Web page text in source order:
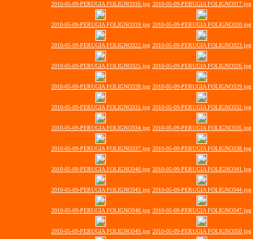
2010-05-09-PERUGIA FOLIGNO316.jpg 2010-05-09-PERUGIA FOLIGNO317.jpg
2010-05-09-PERUGIA FOLIGNO319.jpg 2010-05-09-PERUGIA FOLIGNO320.jpg
2010-05-09-PERUGIA FOLIGNO322.jpg 2010-05-09-PERUGIA FOLIGNO323.jpg
2010-05-09-PERUGIA FOLIGNO325.jpg 2010-05-09-PERUGIA FOLIGNO326.jpg
2010-05-09-PERUGIA FOLIGNO328.jpg 2010-05-09-PERUGIA FOLIGNO329.jpg
2010-05-09-PERUGIA FOLIGNO331.jpg 2010-05-09-PERUGIA FOLIGNO332.jpg
2010-05-09-PERUGIA FOLIGNO334.jpg 2010-05-09-PERUGIA FOLIGNO335.jpg
2010-05-09-PERUGIA FOLIGNO337.jpg 2010-05-09-PERUGIA FOLIGNO338.jpg
2010-05-09-PERUGIA FOLIGNO340.jpg 2010-05-09-PERUGIA FOLIGNO341.jpg
2010-05-09-PERUGIA FOLIGNO343.jpg 2010-05-09-PERUGIA FOLIGNO344.jpg
2010-05-09-PERUGIA FOLIGNO346.jpg 2010-05-09-PERUGIA FOLIGNO347.jpg
2010-05-09-PERUGIA FOLIGNO349.jpg 2010-05-09-PERUGIA FOLIGNO350.jpg